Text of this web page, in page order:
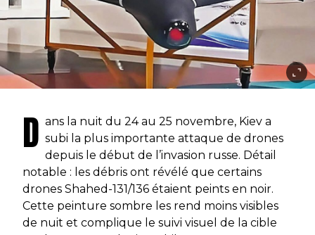
D ans la nuit du 24 au 25 novembre, Kiev a
subi la plus importante attaque de drones
depuis le début de l’invasion russe. Détail
notable : les débris ont révélé que certains
drones Shahed-131/136 étaient peints en noir.
Cette peinture sombre les rend moins visibles
de nuit et complique le suivi visuel de la cible